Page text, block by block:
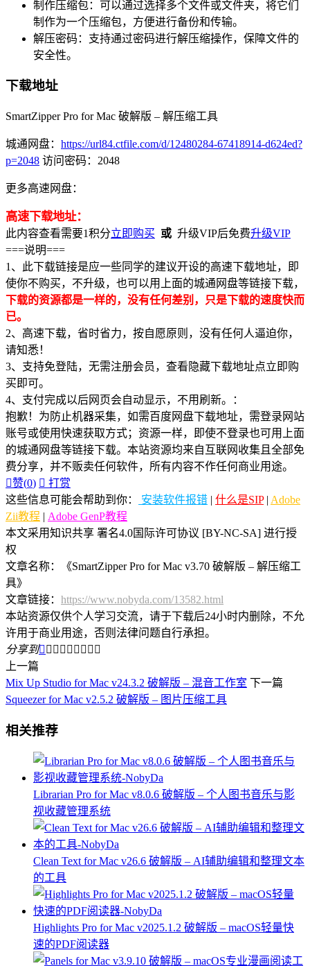
制作压缩包：可以通过选择多个文件或文件夹，将它们
制作为一个压缩包，方便进行备份和传输。
解压密码：支持通过密码进行解压缩操作，保障文件的
安全性。
下载地址
SmartZipper Pro for Mac 破解版 – 解压缩工具
城通网盘： https://url84.ctfile.com/d/12480284-67418914-d624ed?
p=2048 访问密码：2048
更多高速网盘：
高速下载地址：
此内容查看需要1积分立即购买 或 升级VIP后免费升级VIP
===说明===
1、此下载链接是应一些同学的建议开设的高速下载地址，即
使你不购买，不升级，也可以用上面的城通网盘等链接下载，
下载的资源都是一样的，没有任何差别，只是下载的速度快而
已。
2、高速下载，省时省力，按自愿原则，没有任何人逼迫你，
请知悉！
3、支持免登陆，无需注册会员，查看隐藏下载地址点立即购
买即可。
4、支付完成以后网页会自动显示，不用刷新。：
抱歉！为防止机器采集，如需百度网盘下载地址，需登录网站
账号或使用快速获取方式；资源一样，即使不登录也可用上面
的城通网盘等链接下载。本站资源均来自互联网收集且全部免
费分享，并不贩卖任何软件，所有内容不作任何商业用途。
赞(0)  打赏
这些信息可能会帮助到你：
安装软件报错 | 什么是SIP| Adobe
Zii教程 | Adobe GenP教程
本文采用知识共享 署名4.0国际许可协议 [BY-NC-SA] 进行授
权
文章名称：《SmartZipper Pro for Mac v3.70 破解版 – 解压缩工
具》
文章链接： https://www.nobyda.com/13582.html
本站资源仅供个人学习交流，请于下载后24小时内删除，不允
许用于商业用途，否则法律问题自行承担。
分享到        
上一篇
Mix Up Studio for Mac v24.3.2 破解版 – 混音工作室 下一篇
Squeezer for Mac v2.5.2 破解版 – 图片压缩工具
相关推荐
Librarian Pro for Mac v8.0.6 破解版 – 个人图书音乐与影
视收藏管理系统
Clean Text for Mac v26.6 破解版 – AI辅助编辑和整理文本
的工具
Highlights Pro for Mac v2025.1.2 破解版 – macOS轻量快
速的PDF阅读器